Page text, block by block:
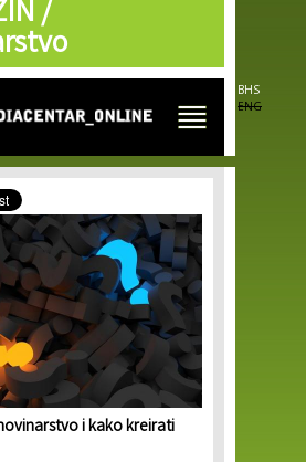
to /
BHS
ENG
i kako kreirati